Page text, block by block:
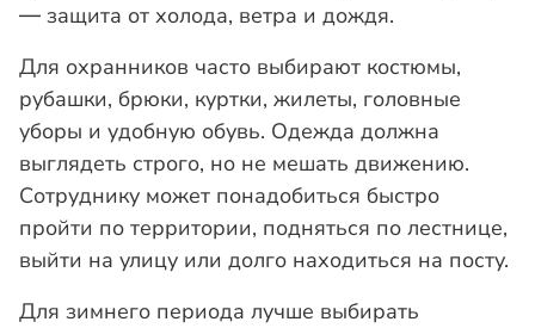
— защита от холода, ветра и дождя.
Для охранников часто выбирают костюмы,
рубашки, брюки, куртки, жилеты, головные
уборы и удобную обувь. Одежда должна
выглядеть строго, но не мешать движению.
Сотруднику может понадобиться быстро
пройти по территории, подняться по лестнице,
выйти на улицу или долго находиться на посту.
Для зимнего периода лучше выбирать